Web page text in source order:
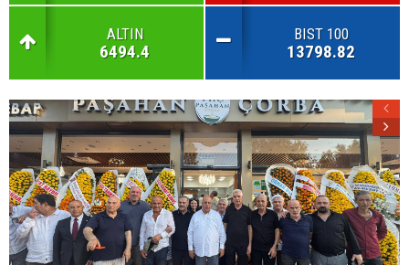
ALTIN
6494.4
BIST 100
13798.82